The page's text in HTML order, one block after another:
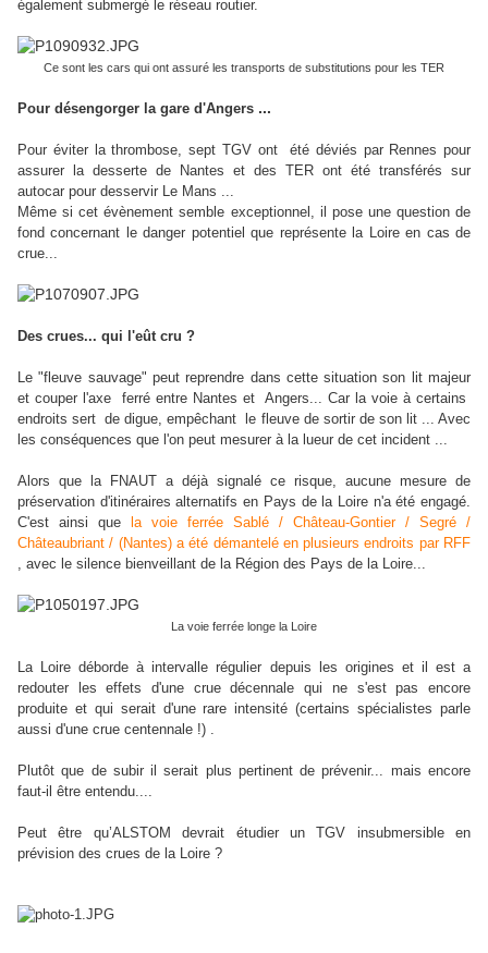
également submergé le réseau routier.
Ce sont les cars qui ont assuré les transports de substitutions pour les TER
Pour désengorger la gare d'Angers ...
Pour éviter la thrombose, sept TGV ont été déviés par Rennes pour
assurer la desserte de Nantes et des TER ont été transférés sur
autocar pour desservir Le Mans ...
Même si cet évènement semble exceptionnel, il pose une question de
fond concernant le danger potentiel que représente la Loire en cas de
crue...
Des crues... qui l'eût cru ?
Le "fleuve sauvage" peut reprendre dans cette situation son lit majeur
et couper l'axe ferré entre Nantes et Angers... Car la voie à certains
endroits sert de digue, empêchant le fleuve de sortir de son lit ... Avec
les conséquences que l'on peut mesurer à la lueur de cet incident ...
Alors que la FNAUT a déjà signalé ce risque, aucune mesure de
préservation d'itinéraires alternatifs en Pays de la Loire n'a été engagé.
C'est ainsi que
la voie ferrée Sablé / Château-Gontier / Segré /
Châteaubriant / (Nantes) a été démantelé en plusieurs endroits par RFF
, avec le silence bienveillant de la Région des Pays de la Loire...
La voie ferrée longe la Loire
La Loire déborde à intervalle régulier depuis les origines et il est a
redouter les effets d'une crue décennale qui ne s'est pas encore
produite et qui serait d'une rare intensité (certains spécialistes parle
aussi d'une crue centennale !) .
Plutôt que de subir il serait plus pertinent de prévenir... mais encore
faut-il être entendu....
Peut être qu’ALSTOM devrait étudier un TGV insubmersible en
prévision des crues de la Loire ?